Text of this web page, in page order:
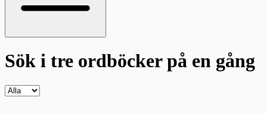
Sök i tre ordböckerpå en gång